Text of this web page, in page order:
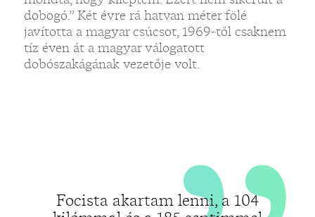
dobogó.” Két évre rá hatvan méter fölé
javította a magyar csúcsot, 1969-től csaknem
tíz éven át a magyar válogatott
dobószakágának vezetője volt.
Focista akartam lenni, a 104